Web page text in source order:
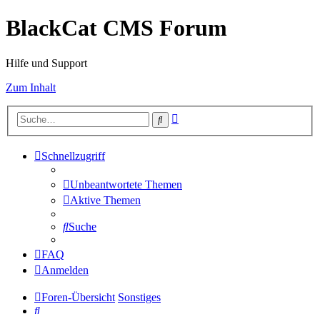
BlackCat CMS Forum
Hilfe und Support
Zum Inhalt
Suche
Schnellzugriff
Unbeantwortete Themen
Aktive Themen
Suche
FAQ
Anmelden
Foren-Übersicht Sonstiges
Suche